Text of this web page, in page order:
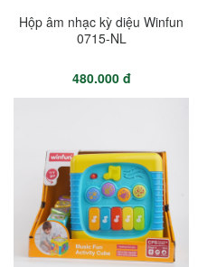
Hộp âm nhạc kỳ diệu Winfun
0715-NL
480.000 đ